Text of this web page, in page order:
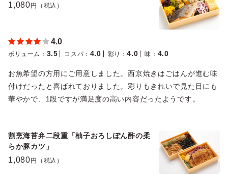
1,080 円（税込）
4.0
ボリューム ： 3.5 コスパ ： 4.0 彩り ：4.0 味 ： 4.0
お魚希望の方用にご用意しました。西京焼きはごはんが進む味
付けだったと喜ばれておりました。彩りもきれいで見た目にも
華やかで、1段ですが満足度の高い内容だったようです。
割烹海苔弁二段重「柚子おろしぽん酢の柔
らか豚カツ」
1,080 円（税込）